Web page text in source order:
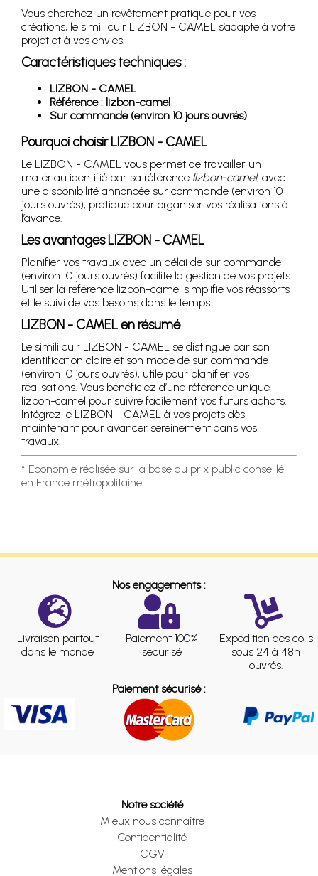
Vous cherchez un revêtement pratique pour vos
créations, le simili cuir LIZBON - CAMEL s’adapte à votre
projet et à vos envies.
Caractéristiques techniques :
LIZBON - CAMEL
Référence : lizbon-camel
Sur commande (environ 10 jours ouvrés)
Pourquoi choisir LIZBON - CAMEL
Le LIZBON - CAMEL vous permet de travailler un
matériau identifié par sa référence lizbon-camel, avec
une disponibilité annoncée sur commande (environ 10
jours ouvrés), pratique pour organiser vos réalisations à
l’avance.
Les avantages LIZBON - CAMEL
Planifier vos travaux avec un délai de sur commande
(environ 10 jours ouvrés) facilite la gestion de vos projets.
Utiliser la référence lizbon-camel simplifie vos réassorts
et le suivi de vos besoins dans le temps.
LIZBON - CAMEL en résumé
Le simili cuir LIZBON - CAMEL se distingue par son
identification claire et son mode de sur commande
(environ 10 jours ouvrés), utile pour planifier vos
réalisations. Vous bénéficiez d’une référence unique
lizbon-camel pour suivre facilement vos futurs achats.
Intégrez le LIZBON - CAMEL à vos projets dès
maintenant pour avancer sereinement dans vos
travaux.
* Economie réalisée sur la base du prix public conseillé
en France métropolitaine
Nos engagements :
Livraison partout
dans le monde
Paiement 100%
sécurisé
Expédition des colis
sous 24 à 48h
ouvrés.
Paiement sécurisé :
Notre société
Mieux nous connaître
Confidentialité
CGV
Mentions légales